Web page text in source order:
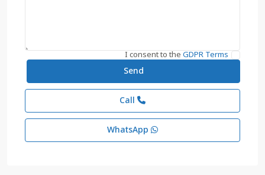
I consent to theGDPR Terms